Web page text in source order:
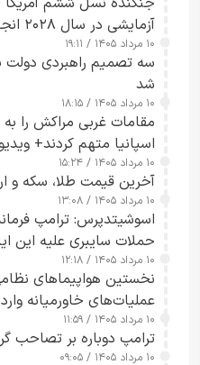
آزمایشی در سال ۲۰۲۸ انجام می‌شود
۱۰ مرداد ۱۴۰۵ / ۱۹:۱۱
سه تصمیم راهبردی دولت
شد
۱۰ مرداد ۱۴۰۵ / ۱۸:۱۵
مقامات غربی مراکش را
اسپانیا متهم کردند+
۱۰ مرداد ۱۴۰۵ / ۱۵:۲۴
آخرین قیمت طلا، سکه و ارز شنبه 10
۱۰ مرداد ۱۴۰۵ / ۱۳:۰۸
اسوشیتدپرس: ترامپ
حملات سایبری علیه این
ارائه نکرد
۱۰ مرداد ۱۴۰۵ / ۱۲:۱۸
نخستین هواپیماهای
عملیات‌های خاورمیانه
شدند
۱۰ مرداد ۱۴۰۵ / ۱۱:۵۹
ترامپ دوباره بر تصاحب
۱۰ مرداد ۱۴۰۵ / ۰۹:۰۵